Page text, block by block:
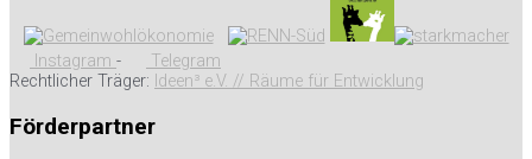
Instagram -
Telegram
Rechtlicher Träger: Ideen³ e.V. // Räume für Entwicklung
Förderpartner